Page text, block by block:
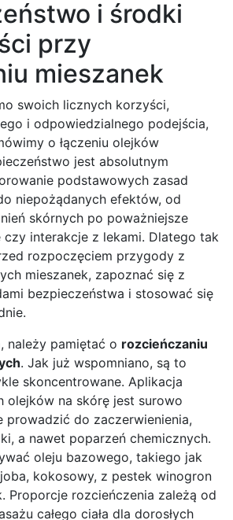
i środki
przy
mieszanek
swoich licznych korzyści,
i odpowiedzialnego podejścia,
o łączeniu olejków
jest absolutnym
podstawowych zasad
niepożądanych efektów, od
skórnych po poważniejsze
czy interakcje z lekami. Dlatego tak
rozpoczęciem przygody z
mieszanek, zapoznać się z
bezpieczeństwa i stosować się
należy pamiętać o rozcieńczaniu
. Jak już wspomniano, są to
skoncentrowane. Aplikacja
olejków na skórę jest surowo
prowadzić do zaczerwienienia,
a nawet poparzeń chemicznych.
oleju bazowego, takiego jak
kokosowy, z pestek winogron
Proporcje rozcieńczenia zależą od
całego ciała dla dorosłych